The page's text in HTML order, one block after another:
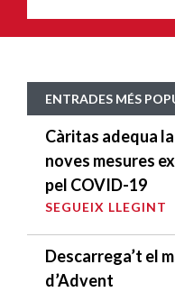
ENTRADES MÉS
Càritas adequa
noves mesures
pel COVID-19
SEGUEIX LLEGINT
Descarrega’t el
d’Advent